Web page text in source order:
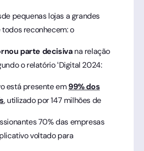
pequenas lojas a grandes
reconhecem: o
parte decisivana relação
o relatório ‘Digital 2024:
está presente em99% dos
, utilizado por 147 milhões de
70% das empresas
voltado para